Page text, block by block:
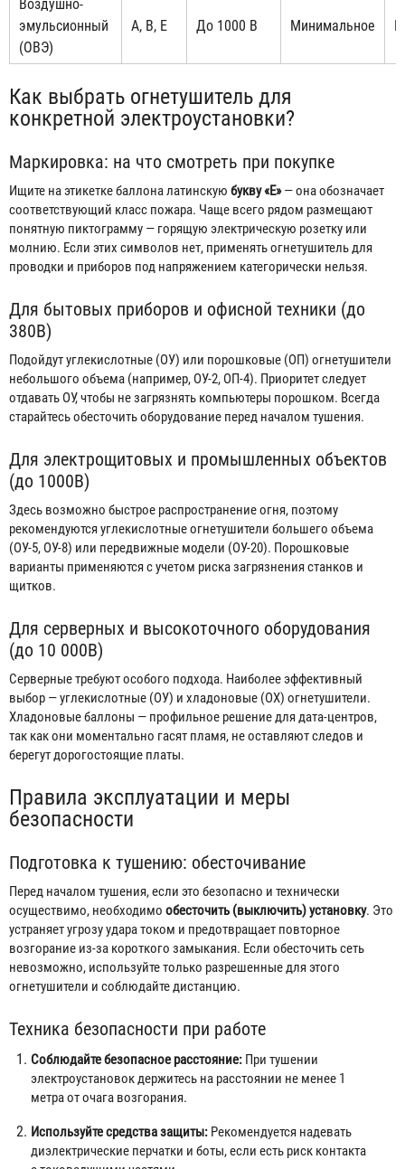
Воздушно-
эмульсионный
(ОВЭ)
A, B, E До 1000 В Минимальное
Как выбрать огнетушитель для
конкретной электроустановки?
Маркировка: на что смотреть при покупке
Ищите на этикетке баллона латинскую букву «E»— она обозначает
соответствующий класс пожара. Чаще всего рядом размещают
понятную пиктограмму — горящую электрическую розетку или
молнию. Если этих символов нет, применять огнетушитель для
проводки и приборов под напряжением категорически нельзя.
Для бытовых приборов и офисной техники (до
380В)
Подойдут углекислотные (ОУ) или порошковые (ОП) огнетушители
небольшого объема (например, ОУ-2, ОП-4). Приоритет следует
отдавать ОУ, чтобы не загрязнять компьютеры порошком. Всегда
старайтесь обесточить оборудование перед началом тушения.
Для электрощитовых и промышленных объектов
(до 1000В)
Здесь возможно быстрое распространение огня, поэтому
рекомендуются углекислотные огнетушители большего объема
(ОУ-5, ОУ-8) или передвижные модели (ОУ-20). Порошковые
варианты применяются с учетом риска загрязнения станков и
щитков.
Для серверных и высокоточного оборудования
(до 10 000В)
Серверные требуют особого подхода. Наиболее эффективный
выбор — углекислотные (ОУ) и хладоновые (ОХ) огнетушители.
Хладоновые баллоны — профильное решение для дата-центров,
так как они моментально гасят пламя, не оставляют следов и
берегут дорогостоящие платы.
Правила эксплуатации и меры
безопасности
Подготовка к тушению: обесточивание
Перед началом тушения, если это безопасно и технически
осуществимо, необходимо обесточить (выключить) установку. Это
устраняет угрозу удара током и предотвращает повторное
возгорание из-за короткого замыкания. Если обесточить сеть
невозможно, используйте только разрешенные для этого
огнетушители и соблюдайте дистанцию.
Техника безопасности при работе
Соблюдайте безопасное расстояние: При тушении
электроустановок держитесь на расстоянии не менее 1
метра от очага возгорания.
Используйте средства защиты: Рекомендуется надевать
диэлектрические перчатки и боты, если есть риск контакта